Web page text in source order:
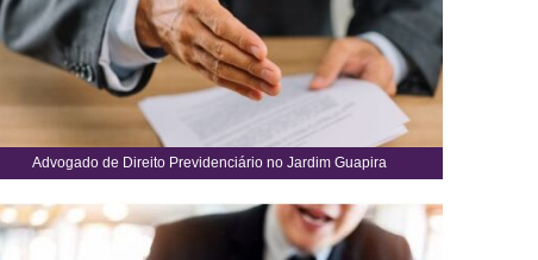
Advogado de Direito Previdenciário no Jardim Guapira